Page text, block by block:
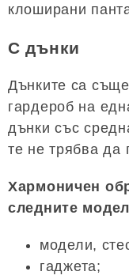
клоширани
С дънки
Дънките са
гардероб на
дънки със
те не трябва да
Хармоничен
следните
модели,
гаджета;